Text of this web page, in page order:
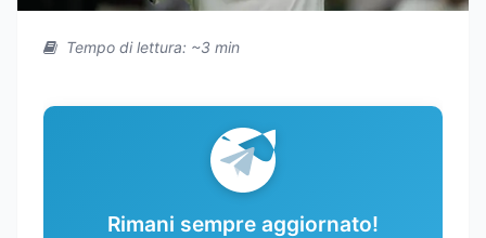
Tempo di lettura: ~3 min
Rimani sempre aggiornato!